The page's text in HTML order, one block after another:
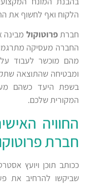
הלקוח ואף לחשוף את
חברתפרוטוקול מבינה
החברה מעסיקה
מהם מוכשר לעבוד
ומבטיחה שהתוצאה
בשפת היעד כשהם
המקורית שלכם.
החוויה
חברת
ככותב תוכן ויועץ
שביקשו להרחיב את